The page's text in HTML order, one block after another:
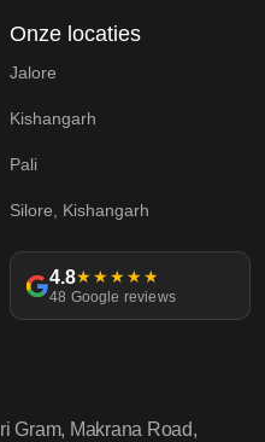
Onze locaties
Jalore
Kishangarh
Pali
Silore, Kishangarh
4.8★★★★★
48 Google reviews
Gram, Makrana Road,